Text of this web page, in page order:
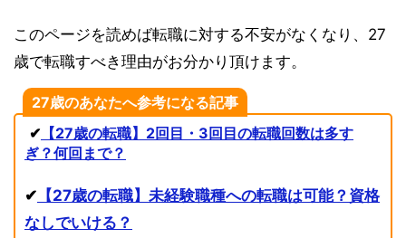
このページを読めば転職に対する不安がなくなり、27
歳で転職すべき理由がお分かり頂けます。
27歳のあなたへ参考になる記事
✔︎ 【27歳の転職】2回目・3回目の転職回数は多す
ぎ？何回まで？
✔︎ 【27歳の転職】未経験職種への転職は可能？資格
なしでいける？